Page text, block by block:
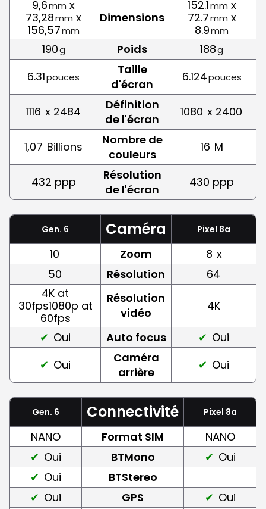
9,6mm x
73,28mm x
156,57mm
Dimensions
152.1mm x
72.7mm x
8.9mm
190g Poids 188g
6.31pouces
Taille
d'écran
6.124pouces
1116 x 2484
Définition
de l'écran
1080 x 2400
1,07 Billions
Nombre de
couleurs
16 M
432 ppp
Résolution
de l'écran
430 ppp
Gen. 6 Caméra Pixel 8a
10 Zoom 8 x
50
Résolution
64
4K at
30fps1080p at
60fps
Résolution
vidéo
4K
Oui Auto focus
Oui
Oui
Caméra
arrière
Oui
Gen. 6 Connectivité Pixel 8a
NANO Format SIM
NANO
Oui
BTMono
Oui
Oui
BTStereo
Oui
GPS
Oui